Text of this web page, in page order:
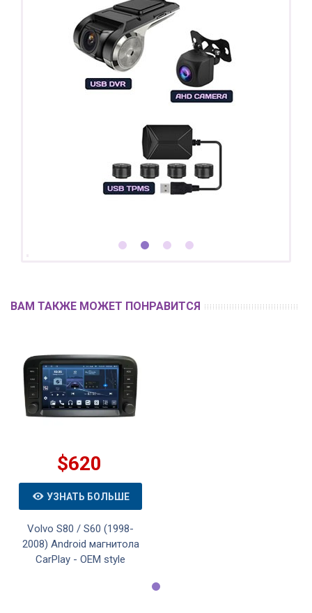
ВАМ ТАКЖЕ МОЖЕТ ПОНРАВИТСЯ
$620
УЗНАТЬ БОЛЬШЕ
Volvo S80 / S60 (1998-
2008) Android магнитола
CarPlay - OEM style